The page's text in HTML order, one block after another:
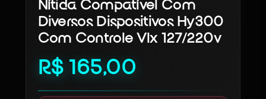
Nítida Compatível Com
Diversos Dispositivos Hy300
Com Controle Vlx 127/220v
R$ 165,00